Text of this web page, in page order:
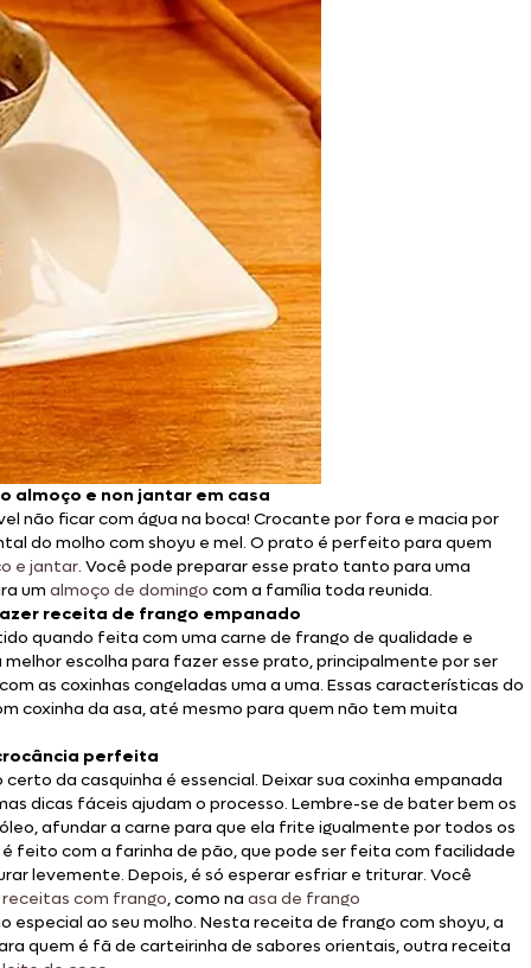
almoço e non jantar em casa
não ficar com água na boca! Crocante por fora e macia por
do molho com shoyu e mel. O prato é perfeito para quem
e jantar. Você pode preparar esse prato tanto para uma
um almoço de domingo com a família toda reunida.
receita de frango empanado
quando feita com uma carne de frango de qualidade e
melhor escolha para fazer esse prato, principalmente por ser
as coxinhas congeladas uma a uma. Essas características do
coxinha da asa, até mesmo para quem não tem muita
perfeita
da casquinha é essencial. Deixar sua coxinha empanada
dicas fáceis ajudam o processo. Lembre-se de bater bem os
afundar a carne para que ela frite igualmente por todos os
feito com a farinha de pão, que pode ser feita com facilidade
levemente. Depois, é só esperar esfriar e triturar. Você
receitas com frango, como na asa de frango
ao seu molho. Nesta receita de frango com shoyu, a
quem é fã de carteirinha de sabores orientais, outra receita